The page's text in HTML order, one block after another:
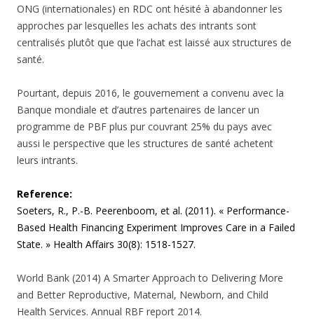
ONG (internationales) en RDC ont hésité à abandonner les
approches par lesquelles les achats des intrants sont
centralisés plutôt que que l’achat est laissé aux structures de
santé.
Pourtant, depuis 2016, le gouvernement a convenu avec la
Banque mondiale et d’autres partenaires de lancer un
programme de PBF plus pur couvrant 25% du pays avec
aussi le perspective que les structures de santé achetent
leurs intrants.
Reference:
Soeters, R., P.-B. Peerenboom, et al. (2011). « Performance-
Based Health Financing Experiment Improves Care in a Failed
State. » Health Affairs 30(8): 1518-1527.
World Bank (2014) A Smarter Approach to Delivering More
and Better Reproductive, Maternal, Newborn, and Child
Health Services. Annual RBF report 2014.